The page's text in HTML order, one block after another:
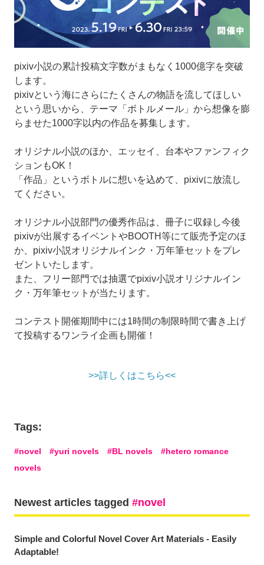
pixiv小説の累計投稿文字数がまもなく1000億字を突破
します。
pixivという海にさらにたくさんの物語を流してほしい
という思いから、テーマ「ボトルメール」から想像を膨
らませた1000字以内の作品を募集します。
オリジナル小説のほか、エッセイ、台本やファンフィク
ションもOK！
「作品」というボトルに想いを込めて、pixivに放流し
てください。
オリジナル小説部門の優秀作品は、冊子に収録し今後
pixivが出展するイベントやBOOTH等にて販売予定のほ
か、pixiv小説オリジナルインク・万年筆セットをプレ
ゼントいたします。
また、フリー部門では抽選でpixiv小説オリジナルイン
ク・万年筆セットが当たります。
コンテスト開催期間中には1時間の制限時間で書き上げ
て投稿するワンライ企画も開催！
>>詳しくはこちら<<
Tags:
novel yuri novels BL novels
hetero romance
novels
Newest articles tagged novel
Simple and Colorful Novel Cover Art Materials - Easily
Adaptable!